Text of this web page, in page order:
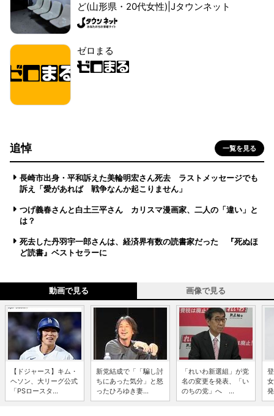
ど(山形県・20代女性)|Jタウンネット
ゼロまる
追悼 一覧を見る
長崎市出身・平和訴えた美輪明宏さん死去 ラストメッセージでも
訴え「愛があれば 戦争なんか起こりません」
つげ義春さんと白土三平さん カリスマ漫画家、二人の「違い」と
は？
死去した丹羽宇一郎さんは、経済界有数の読書家だった 『死ぬほ
ど読書』ベストセラーに
動画で見る 画像で見る
【ドジャース】キム・
ヘソン、大リーグ公式
「PSロースタ...
新党結成で「「騙し討
ちにあった気分」と怒
ったひろゆき妻...
「れいわ新選組」が党
名の変更を発表、「い
のちの党」へ ...